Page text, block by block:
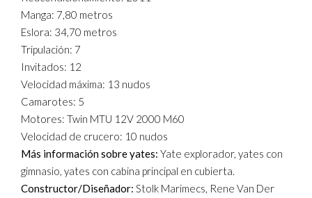
Manga: 7,80 metros
Eslora: 34,70 metros
Tripulación: 7
Invitados: 12
Velocidad máxima: 13 nudos
Camarotes: 5
Motores: Twin MTU 12V 2000 M60
Velocidad de crucero: 10 nudos
Más información sobre yates: Yate explorador, yates con
gimnasio, yates con cabina principal en cubierta.
Constructor/Diseñador: Stolk Marimecs, Rene Van Der